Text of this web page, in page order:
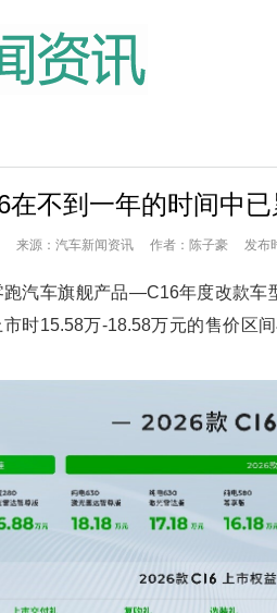
在不到一年的时间中
来源：汽车新闻资讯 作者：陈子豪 发布
车旗舰产品—C16年度改款车
时15.58万-18.58万元的售价区